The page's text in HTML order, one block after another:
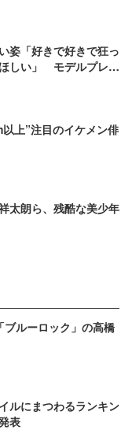
姿「好きで好きで狂っ
しい」 モデルプレス
上”注目のイケメン俳
太朗ら、残酷な美少年
ルーロック」の高橋
ルにまつわるランキン
表